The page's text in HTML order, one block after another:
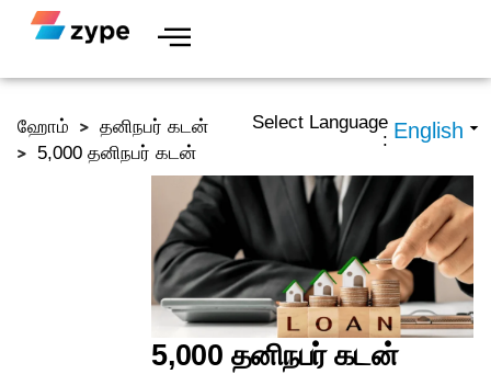
Skip to content
ஹோம்
தனிநபர் கடன்
5,000 தனிநபர் கடன்
Select Language
:
5,000 தனிநபர் கடன்